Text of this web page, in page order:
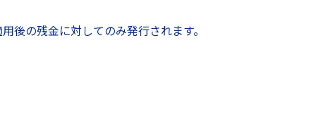
後の残金に対してのみ発行されます。